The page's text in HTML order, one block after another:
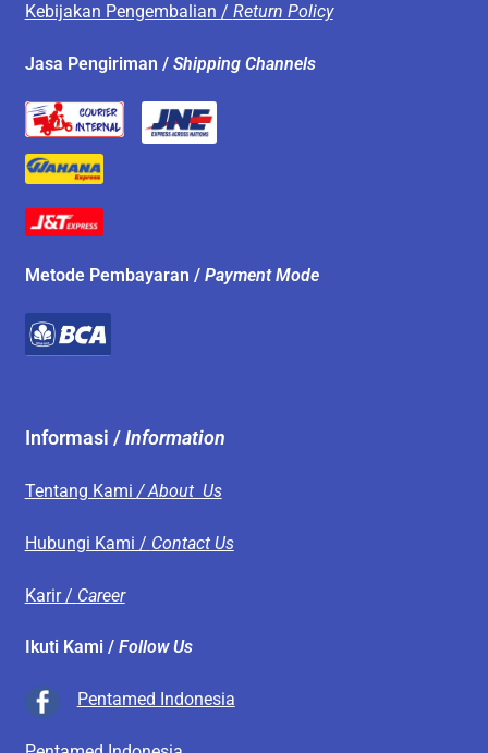
Kebijakan Pengembalian / Return Policy
Jasa Pengiriman / Shipping Channels
Metode Pembayaran / Payment Mode
Informasi /Information
Tentang Kami / About Us
Hubungi Kami / Contact Us
Karir / Career
Ikuti Kami / Follow Us
Pentamed Indonesia